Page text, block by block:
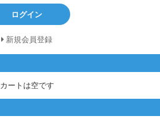
ログイン
新規会員登録
カートは空です